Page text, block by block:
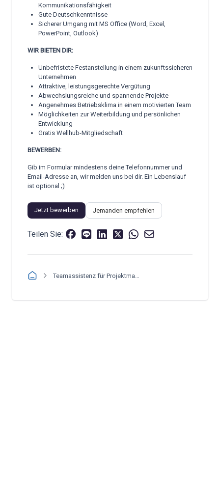
Kommunikationsfähigkeit
Gute Deutschkenntnisse
Sicherer Umgang mit MS Office (Word, Excel,
PowerPoint, Outlook)
WIR BIETEN DIR:
Unbefristete Festanstellung in einem zukunftssicheren
Unternehmen
Attraktive, leistungsgerechte Vergütung
Abwechslungsreiche und spannende Projekte
Angenehmes Betriebsklima in einem motivierten Team
Möglichkeiten zur Weiterbildung und persönlichen
Entwicklung
Gratis Wellhub-Mitgliedschaft
BEWERBEN:
Gib im Formular mindestens deine Telefonnummer und
Email-Adresse an, wir melden uns bei dir. Ein Lebenslauf
ist optional ;)
Jetzt bewerben Jemanden empfehlen
Teilen Sie: